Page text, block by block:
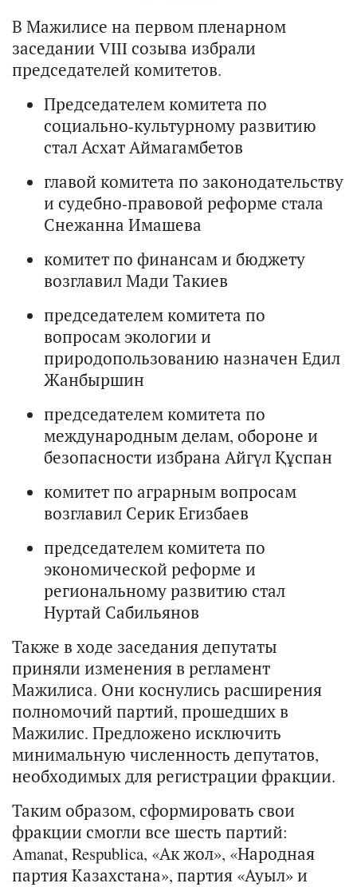
В Мажилисе на первом пленарном
заседании VIII созыва избрали
председателей комитетов.
Председателем комитета по
социально-культурному развитию
стал Асхат Аймагамбетов
главой комитета по законодательству
и судебно-правовой реформе стала
Снежанна Имашева
комитет по финансам и бюджету
возглавил Мади Такиев
председателем комитета по
вопросам экологии и
природопользованию назначен Едил
Жанбыршин
председателем комитета по
международным делам, обороне и
безопасности избрана Айгүл Құспан
комитет по аграрным вопросам
возглавил Серик Егизбаев
председателем комитета по
экономической реформе и
региональному развитию стал
Нуртай Сабильянов
Также в ходе заседания депутаты
приняли изменения в регламент
Мажилиса. Они коснулись расширения
полномочий партий, прошедших в
Мажилис. Предложено исключить
минимальную численность депутатов,
необходимых для регистрации фракции.
Таким образом, сформировать свои
фракции смогли все шесть партий:
Amanat, Respublica, «Ак жол», «Народная
партия Казахстана», партия «Ауыл» и